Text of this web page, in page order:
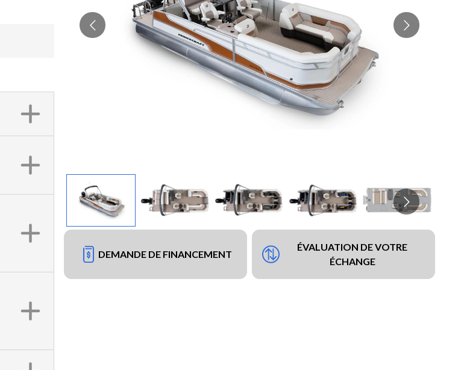
DEMANDE DE FINANCEMENT
ÉVALUATION DE VOTRE
ÉCHANGE